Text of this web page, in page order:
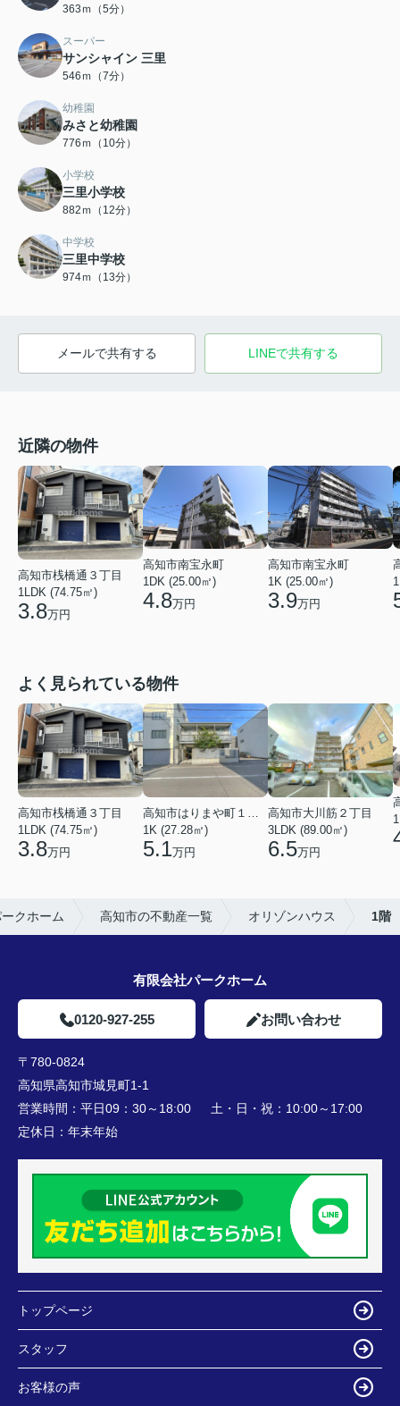
363ｍ（5分）
スーパー
サンシャイン 三里
546ｍ（7分）
幼稚園
みさと幼稚園
776ｍ（10分）
小学校
三里小学校
882ｍ（12分）
中学校
三里中学校
974ｍ（13分）
メールで共有する LINEで共有する
近隣の物件
高知市桟橋通３丁目
1LDK (74.75㎡)
3.8万円
高知市南宝永町
1DK (25.00㎡)
4.8万円
高知市南宝永町
1K (25.00㎡)
3.9万円
よく見られている物件
高知市桟橋通３丁目
1LDK (74.75㎡)
3.8万円
高知市はりまや町１丁目
1K (27.28㎡)
5.1万円
高知市大川筋２丁目
3LDK (89.00㎡)
6.5万円
クホーム 高知市の不動産一覧 オリゾンハウス 1階
有限会社パークホーム
0120-927-255 お問い合わせ
〒780-0824
高知県高知市城見町1-1
営業時間： 平日09：30～18:00 土・日・祝：10:00～17:00
定休日： 年末年始
トップページ
スタッフ
お客様の声